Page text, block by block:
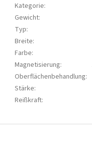
Kategorie:
Gewicht:
Typ:
Breite:
Farbe:
Magnetisierung:
Oberflächenbehandlung:
Stärke:
Reißkraft: